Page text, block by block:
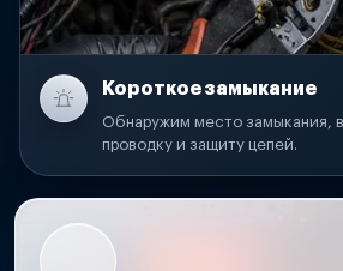
Короткое замыкание
Обнаружим место замыкания,
проводку и защиту цепей.